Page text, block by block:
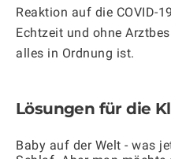
Reaktion auf die COVID-
Echtzeit und ohne
alles in Ordnung ist.
Lösungen für die
Baby auf der Welt - was